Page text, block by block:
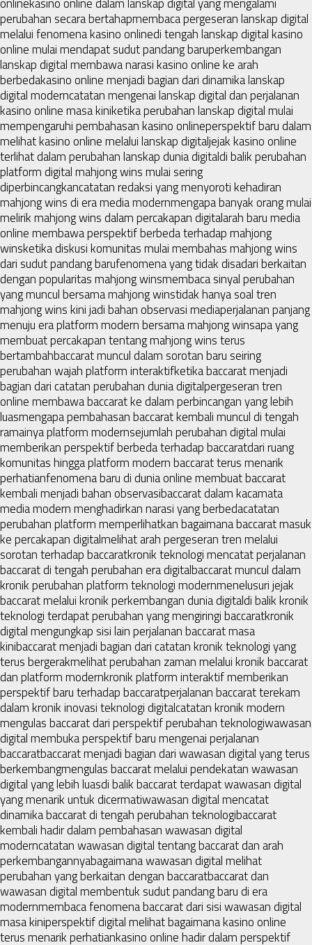
perubahan secara bertahapmembaca pergeseran lanskap digital
melalui fenomena kasino onlinedi tengah lanskap digital kasino
online mulai mendapat sudut pandang baruperkembangan
lanskap digital membawa narasi kasino online ke arah
berbedakasino online menjadi bagian dari dinamika lanskap
digital moderncatatan mengenai lanskap digital dan perjalanan
kasino online masa kiniketika perubahan lanskap digital mulai
mempengaruhi pembahasan kasino onlineperspektif baru dalam
melihat kasino online melalui lanskap digitaljejak kasino online
terlihat dalam perubahan lanskap dunia digitaldi balik perubahan
platform digital mahjong wins mulai sering
diperbincangkancatatan redaksi yang menyoroti kehadiran
mahjong wins di era media modernmengapa banyak orang mulai
melirik mahjong wins dalam percakapan digitalarah baru media
online membawa perspektif berbeda terhadap mahjong
winsketika diskusi komunitas mulai membahas mahjong wins
dari sudut pandang barufenomena yang tidak disadari berkaitan
dengan popularitas mahjong winsmembaca sinyal perubahan
yang muncul bersama mahjong winstidak hanya soal tren
mahjong wins kini jadi bahan observasi mediaperjalanan panjang
menuju era platform modern bersama mahjong winsapa yang
membuat percakapan tentang mahjong wins terus
bertambahbaccarat muncul dalam sorotan baru seiring
perubahan wajah platform interaktifketika baccarat menjadi
bagian dari catatan perubahan dunia digitalpergeseran tren
online membawa baccarat ke dalam perbincangan yang lebih
luasmengapa pembahasan baccarat kembali muncul di tengah
ramainya platform modernsejumlah perubahan digital mulai
memberikan perspektif berbeda terhadap baccaratdari ruang
komunitas hingga platform modern baccarat terus menarik
perhatianfenomena baru di dunia online membuat baccarat
kembali menjadi bahan observasibaccarat dalam kacamata
media modern menghadirkan narasi yang berbedacatatan
perubahan platform memperlihatkan bagaimana baccarat masuk
ke percakapan digitalmelihat arah pergeseran tren melalui
sorotan terhadap baccaratkronik teknologi mencatat perjalanan
baccarat di tengah perubahan era digitalbaccarat muncul dalam
kronik perubahan platform teknologi modernmenelusuri jejak
baccarat melalui kronik perkembangan dunia digitaldi balik kronik
teknologi terdapat perubahan yang mengiringi baccaratkronik
digital mengungkap sisi lain perjalanan baccarat masa
kinibaccarat menjadi bagian dari catatan kronik teknologi yang
terus bergerakmelihat perubahan zaman melalui kronik baccarat
dan platform modernkronik platform interaktif memberikan
perspektif baru terhadap baccaratperjalanan baccarat terekam
dalam kronik inovasi teknologi digitalcatatan kronik modern
mengulas baccarat dari perspektif perubahan teknologiwawasan
digital membuka perspektif baru mengenai perjalanan
baccaratbaccarat menjadi bagian dari wawasan digital yang terus
berkembangmengulas baccarat melalui pendekatan wawasan
digital yang lebih luasdi balik baccarat terdapat wawasan digital
yang menarik untuk dicermatiwawasan digital mencatat
dinamika baccarat di tengah perubahan teknologibaccarat
kembali hadir dalam pembahasan wawasan digital
moderncatatan wawasan digital tentang baccarat dan arah
perkembangannyabagaimana wawasan digital melihat
perubahan yang berkaitan dengan baccaratbaccarat dan
wawasan digital membentuk sudut pandang baru di era
modernmembaca fenomena baccarat dari sisi wawasan digital
masa kiniperspektif digital melihat bagaimana kasino online
terus menarik perhatiankasino online hadir dalam perspektif